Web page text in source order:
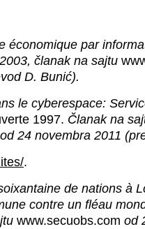
économique par
članak na sajtu
D. Bunić).
le cyberespace:
1997. Članak na
od 24 novembra 2011
.
de nations à
contre un fléau
www.secuobs.com od